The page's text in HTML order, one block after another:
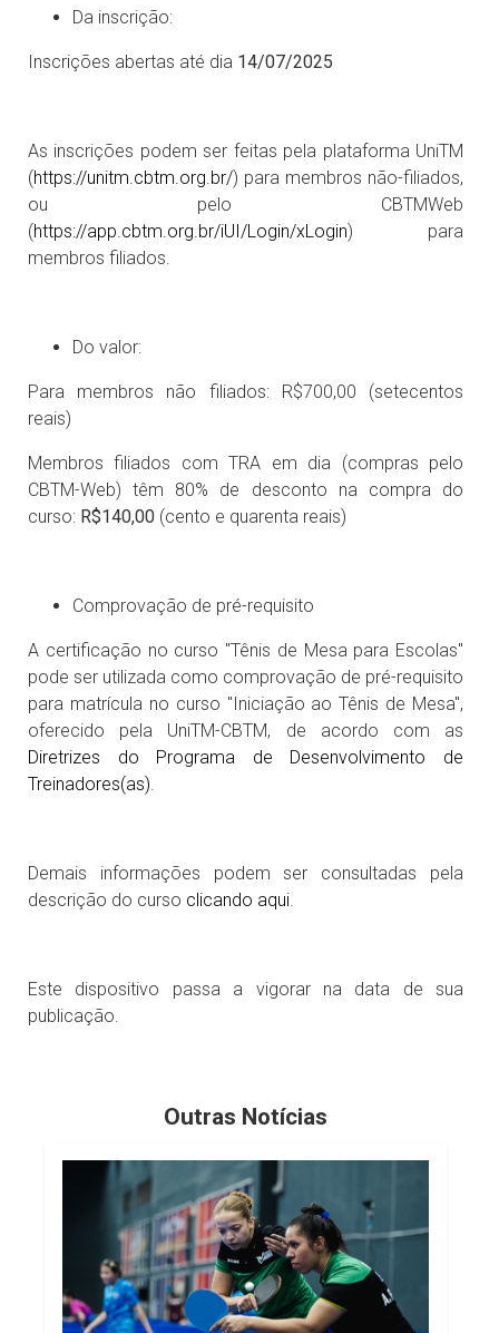
Da inscrição:
Inscrições abertas até dia 14/07/2025
As inscrições podem ser feitas pela plataforma UniTM
(https://unitm.cbtm.org.br/) para membros não-filiados,
ou pelo CBTMWeb
(https://app.cbtm.org.br/iUI/Login/xLogin) para
membros filiados.
Do valor:
Para membros não filiados: R$700,00 (setecentos
reais)
Membros filiados com TRA em dia (compras pelo
CBTM-Web) têm 80% de desconto na compra do
curso: R$140,00 (cento e quarenta reais)
Comprovação de pré-requisito
A certificação no curso "Tênis de Mesa para Escolas"
pode ser utilizada como comprovação de pré-requisito
para matrícula no curso "Iniciação ao Tênis de Mesa",
oferecido pela UniTM-CBTM, de acordo com as
Diretrizes do Programa de Desenvolvimento de
Treinadores(as).
Demais informações podem ser consultadas pela
descrição do curso clicando aqui.
Este dispositivo passa a vigorar na data de sua
publicação.
Outras Notícias